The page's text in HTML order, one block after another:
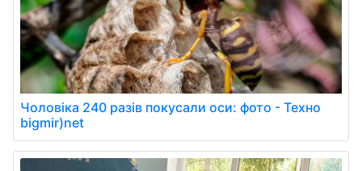
Чоловіка 240 разів покусали оси: фото - Техно
bigmir)net